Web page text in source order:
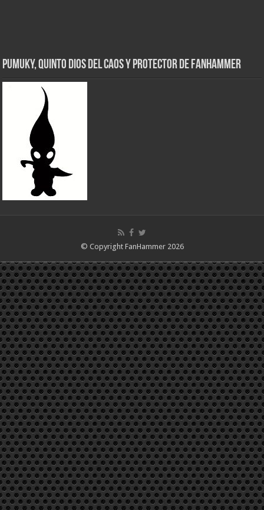
Pumuky, Quinto Dios del Caos y Protector de FanHammer
© Copyright FanHammer 2026